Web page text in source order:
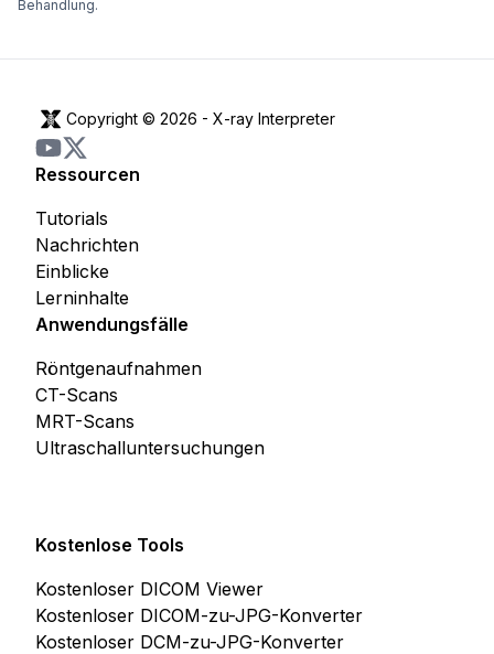
Behandlung.
Copyright © 2026 - X-ray Interpreter
Ressourcen
Einblicke
Lerninhalte
Nachrichten
Tutorials
Anwendungsfälle
CT-Scans
MRT-Scans
Ultraschalluntersuchungen
Röntgenaufnahmen
Kostenlose Tools
Kostenloser DICOM Viewer
Kostenloser DICOM-zu-JPG-Konverter
Kostenloser DCM-zu-JPG-Konverter